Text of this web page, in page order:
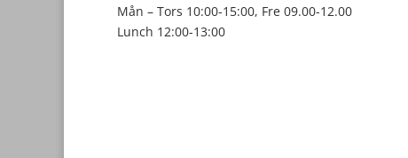
Mån – Tors 10:00-15:00, Fre 09.00-12.00
Lunch 12:00-13:00